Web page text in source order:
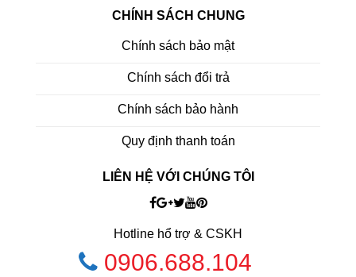
CHÍNH SÁCH CHUNG
Chính sách bảo mật
Chính sách đổi trả
Chính sách bảo hành
Quy định thanh toán
LIÊN HỆ VỚI CHÚNG TÔI
Hotline hổ trợ & CSKH
0906.688.104